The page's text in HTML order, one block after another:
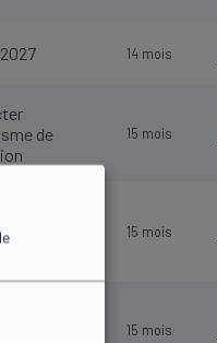
14 mois
de
15 mois
de
15 mois
15 mois